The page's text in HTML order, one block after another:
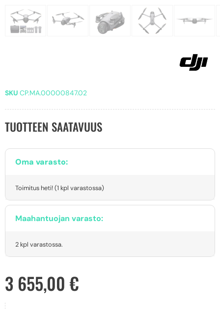
SKU CP.MA.00000847.02
TUOTTEEN SAATAVUUS
Oma varasto:
Toimitus heti! (1 kpl varastossa)
Maahantuojan varasto:
2 kpl varastossa.
3 655,00 €